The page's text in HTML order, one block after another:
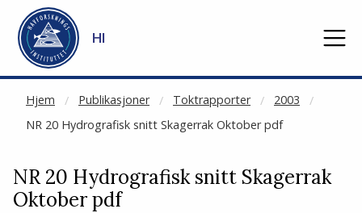
Gå til hovedinnhold
HI
Hjem Publikasjoner Toktrapporter
2003
NR 20 Hydrografisk snitt Skagerrak Oktober pdf
NOT CACHED
NR 20 Hydrografisk snitt Skagerrak
Oktober pdf